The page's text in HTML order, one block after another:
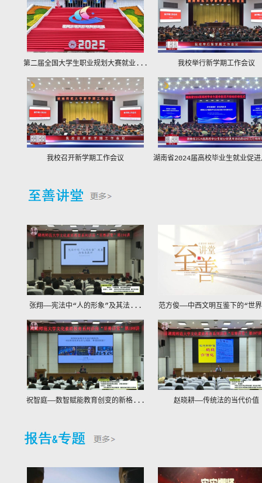
第二届全国大学生职业规划大赛就业... 我校举行新学期工作会议
我校召开新学期工作会议 湖南省2024届高校毕业生就业促
张翔——宪法中“人的形象”及其法... 范方俊——中西文明互鉴下的“
祝智庭——数智赋能教育创变的新格... 赵晓耕——传统法的当代价值